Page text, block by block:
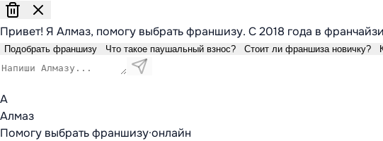
Привет! Я Алмаз, помогу выбрать франшизу. С 2018 года в
Подобрать франшизу Что такое паушальный взнос? Стоит ли франшиза новичку?
А
Алмаз
Помогу выбрать франшизу·онлайн